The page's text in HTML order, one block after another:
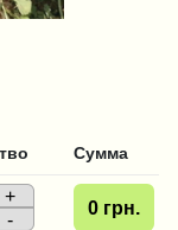
Сумма
+
-
0 грн.